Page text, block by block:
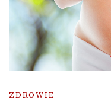
ZDROWIE